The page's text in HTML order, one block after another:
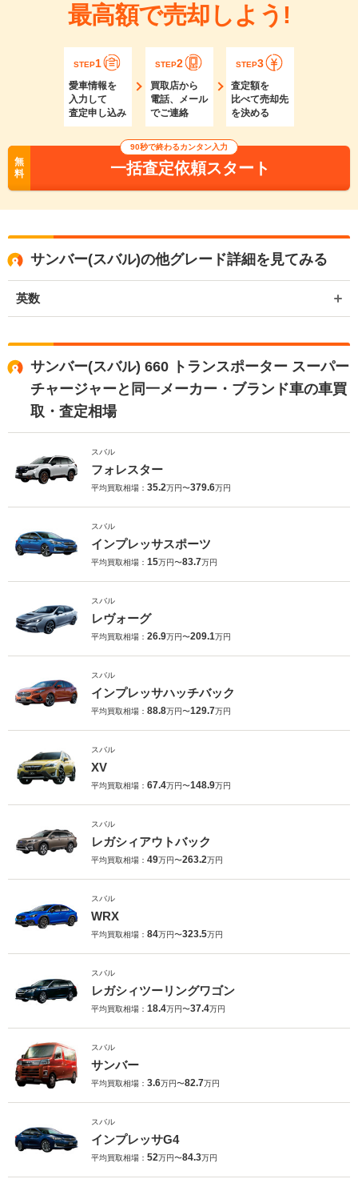
最高額で売却しよう!
STEP1
愛車情報を
入力して
査定申し込み
STEP2
買取店から
電話、メール
でご連絡
STEP3
査定額を
比べて売却先
を決める
無
料
90秒で終わるカンタン入力
一括査定依頼スタート
サンバー(スバル)の他グレード詳細を見てみる
英数
サンバー(スバル) 660 トランスポーター スーパー
チャージャーと同一メーカー・ブランド車の車買
取・査定相場
スバル
フォレスター
平均買取相場： 35.2万円〜379.6万円
スバル
インプレッサスポーツ
平均買取相場： 15万円〜83.7万円
スバル
レヴォーグ
平均買取相場： 26.9万円〜209.1万円
スバル
インプレッサハッチバック
平均買取相場： 88.8万円〜129.7万円
スバル
XV
平均買取相場： 67.4万円〜148.9万円
スバル
レガシィアウトバック
平均買取相場： 49万円〜263.2万円
スバル
WRX
平均買取相場： 84万円〜323.5万円
スバル
レガシィツーリングワゴン
平均買取相場： 18.4万円〜37.4万円
スバル
サンバー
平均買取相場： 3.6万円〜82.7万円
スバル
インプレッサG4
平均買取相場： 52万円〜84.3万円